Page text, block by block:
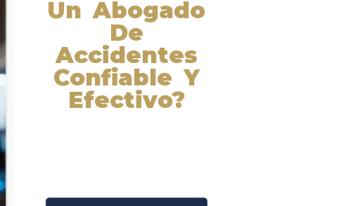
Un Abogado
De
Accidentes
Confiable Y
Efectivo?